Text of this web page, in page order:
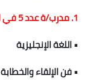
1. مدرب/ة عدد 5 في المجالات التالية:
• اللغة الإنجليزية
• فن الإلقاء والخطابة